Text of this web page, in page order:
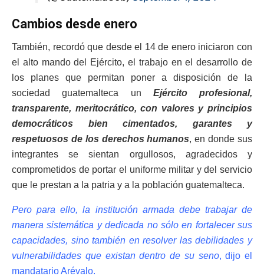
Cambios desde enero
También, recordó que desde el 14 de enero iniciaron con
el alto mando del Ejército, el trabajo en el desarrollo de
los planes que permitan poner a disposición de la
sociedad guatemalteca un Ejército profesional,
transparente, meritocrático, con valores y principios
democráticos bien cimentados, garantes y
respetuosos de los derechos humanos, en donde sus
integrantes se sientan orgullosos, agradecidos y
comprometidos de portar el uniforme militar y del servicio
que le prestan a la patria y a la población guatemalteca.
Pero para ello, la institución armada debe trabajar de
manera sistemática y dedicada no sólo en fortalecer sus
capacidades, sino también en resolver las debilidades y
vulnerabilidades que existan dentro de su seno, dijo el
mandatario Arévalo.